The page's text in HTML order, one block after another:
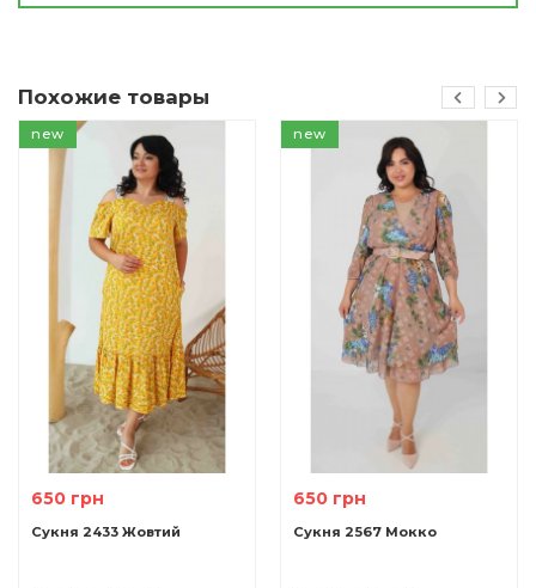
Похожие товары
new
650 грн
Сукня 2433 Жовтий
new
650 грн
Сукня 2567 Мокко